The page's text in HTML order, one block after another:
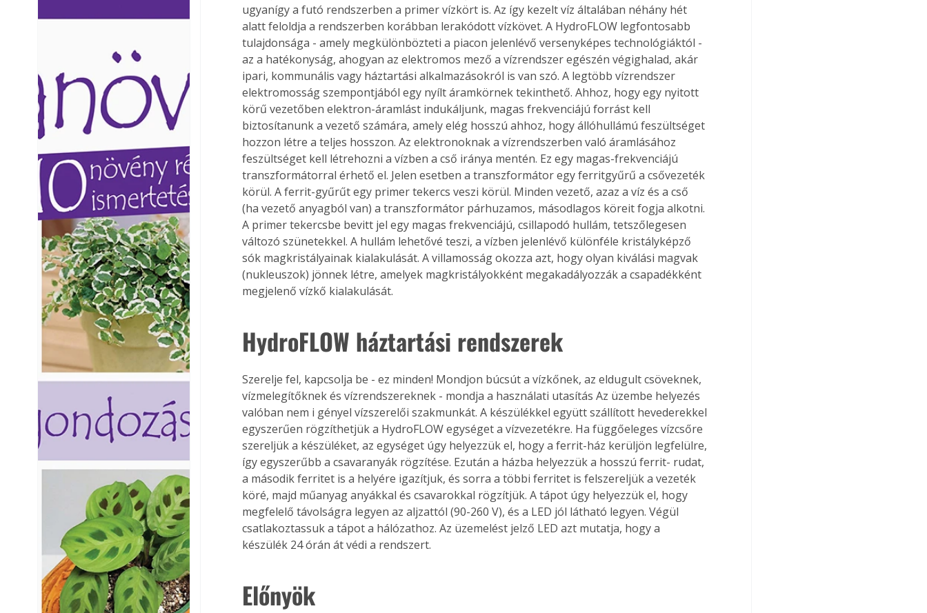
Ezermester lapszámai. A
Laptapir kényelmes megoldás,
mert: – t
ugyanígy a futó rendszerben a primer vízkört is. Az így kezelt víz általában néhány hét
alatt feloldja a rendszerben korábban lerakódott vízkövet. A HydroFLOW legfontosabb
tulajdonsága - amely megkülönbözteti a piacon jelenlévő versenyképes technológiáktól -
az a hatékonyság, ahogyan az elektromos mező a vízrendszer egészén végighalad, akár
ipari, kommunális vagy háztartási alkalmazásokról is van szó. A legtöbb vízrendszer
elektromosság szempontjából egy nyílt áramkörnek tekinthető. Ahhoz, hogy egy nyitott
körű vezetőben elektron-áramlást indukáljunk, magas frekvenciájú forrást kell
biztosítanunk a vezető számára, amely elég hosszú ahhoz, hogy állóhullámú feszültséget
hozzon létre a teljes hosszon. Az elektronoknak a vízrendszerben való áramlásához
feszültséget kell létrehozni a vízben a cső iránya mentén. Ez egy magas-frekvenciájú
transzformátorral érhető el. Jelen esetben a transzformátor egy ferritgyűrű a csővezeték
körül. A ferrit-gyűrűt egy primer tekercs veszi körül. Minden vezető, azaz a víz és a cső
(ha vezető anyagból van) a transzformátor párhuzamos, másodlagos köreit fogja alkotni.
A primer tekercsbe bevitt jel egy magas frekvenciájú, csillapodó hullám, tetszőlegesen
változó szünetekkel. A hullám lehetővé teszi, a vízben jelenlévő különféle kristályképző
sók magkristályainak kialakulását. A villamosság okozza azt, hogy olyan kiválási magvak
(nukleuszok) jönnek létre, amelyek magkristályokként megakadályozzák a csapadékként
megjelenő vízkő kialakulását.
HydroFLOW háztartási rendszerek
Szerelje fel, kapcsolja be - ez minden! Mondjon búcsút a vízkőnek, az eldugult csöveknek,
vízmelegítőknek és vízrendszereknek - mondja a használati utasítás Az üzembe helyezés
valóban nem i gényel vízszerelői szakmunkát. A készülékkel együtt szállított hevederekkel
egyszerűen rögzíthetjük a HydroFLOW egységet a vízvezetékre. Ha függőeleges vízcsőre
szereljük a készüléket, az egységet úgy helyezzük el, hogy a ferrit-ház kerüljön legfelülre,
így egyszerűbb a csavaranyák rögzítése. Ezután a házba helyezzük a hosszú ferrit- rudat,
a második ferritet is a helyére igazítjuk, és sorra a többi ferritet is felszereljük a vezeték
köré, majd műanyag anyákkal és csavarokkal rögzítjük. A tápot úgy helyezzük el, hogy
megfelelő távolságra legyen az aljzattól (90-260 V), és a LED jól látható legyen. Végül
csatlakoztassuk a tápot a hálózathoz. Az üzemelést jelző LED azt mutatja, hogy a
készülék 24 órán át védi a rendszert.
Előnyök